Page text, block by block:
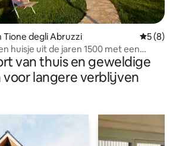
Tione degli Abruzzi
5 (8)
huisje uit de jaren 1500 met een
van thuis en geweldige
langere verblijven